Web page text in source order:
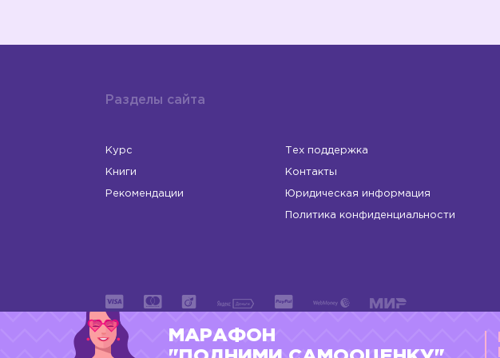
Разделы сайта
Курс
Книги
Рекомендации
Тех поддержка
Контакты
Юридическая информация
Политика конфиденциальности
ИП Левчук Людмила Николаевна
МАРАФОН